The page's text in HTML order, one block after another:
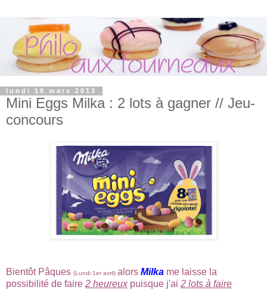
lundi 18 mars 2013
Mini Eggs Milka : 2 lots à gagner // Jeu-
concours
Bientôt Pâques (Lundi 1er avril) alors Milka me laisse la
possibilité de faire 2 heureux puisque j'ai 2 lots à faire